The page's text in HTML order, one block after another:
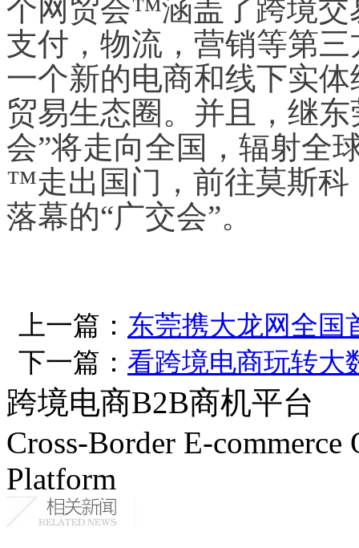
个网贸会™涵盖了跨境交
支付，物流，营销等第
一个新的电商和线下实
贸易生态圈。并且，继
会”将走向全国，辐射全
™走出国门，前往莫斯科
落幕的“广交会”。
上一篇： 东莞携大龙网全国
下一篇： 看跨境电商玩转大
跨境电商B2B商机平台
Cross-Border E-
Platform